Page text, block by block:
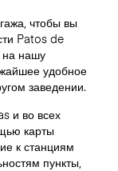
чтобы вы
Patos de
на нашу
удобное
заведении.
и во всех
карты
к станциям
пункты,